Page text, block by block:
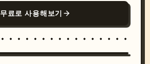
무료로 사용해보기